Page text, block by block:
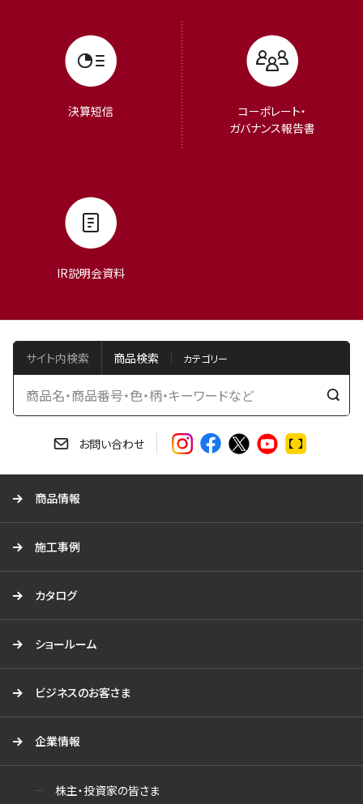
決算短信
コーポレート・
ガバナンス報告書
IR説明会資料
サイト内検索 商品検索
検
お問い合わせ
商品情報
施工事例
カタログ
ショールーム
ビジネスのお客さま
企業情報
株主・投資家の皆さま